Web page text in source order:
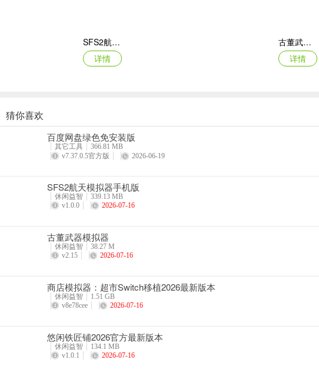
SFS2航天模拟器手机版
详情
古董武器模拟器
详情
猫咪疗愈所
详情
寒窗志
猜你喜欢
百度网盘绿色免安装版
其它工具
366.81 MB
v7.37.0.5官方版
2026-06-19
SFS2航天模拟器手机版
休闲益智
339.13 MB
v1.0.0
2026-07-16
古董武器模拟器
休闲益智
38.27 M
v2.15
2026-07-16
商店模拟器：超市Switch移植2026最新版本
休闲益智
1.51 GB
v8e78cee
2026-07-16
悠闲铁匠铺2026官方最新版本
休闲益智
134.1 MB
v1.0.1
2026-07-16